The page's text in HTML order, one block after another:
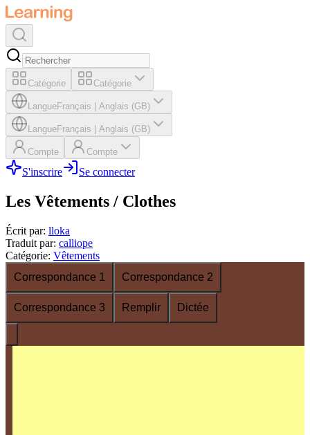
Catégorie Catégorie
LangueFrançais Anglais (GB)
LangueFrançais Anglais (GB)
Compte Compte
S'inscrire Se connecter
Les Vêtements / Clothes
Écrit par: lloka
Traduit par: calliope
Catégorie: Vêtements
Correspondance 1
Correspondance 2
Correspondance 3 Remplir Dictée